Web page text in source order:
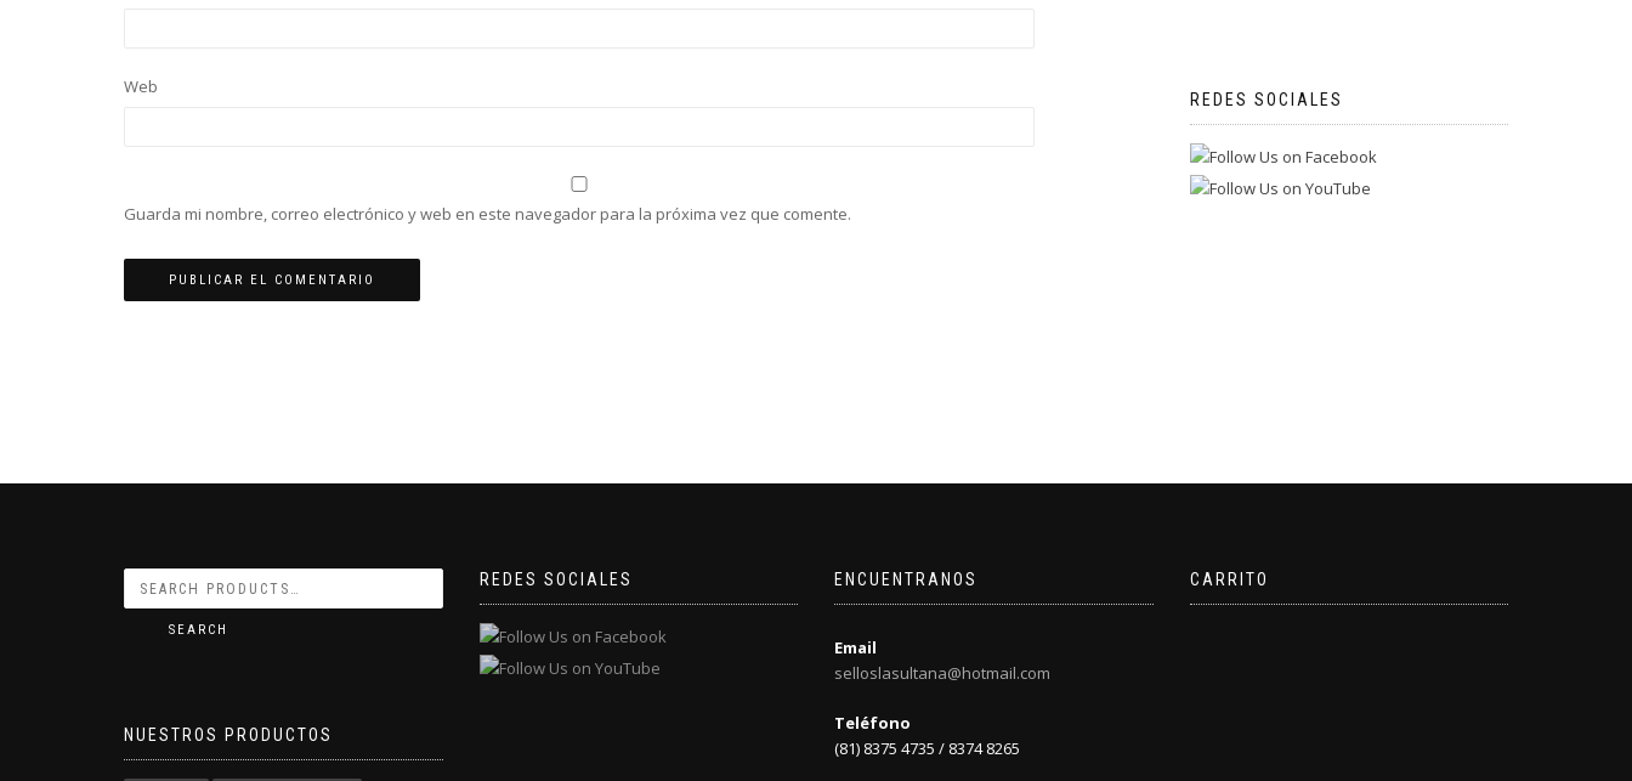
Web
Guarda mi nombre, correo electrónico y web en este navegador para la próxima vez que comente.
REDES SOCIALES
SEARCH
NUESTROS PRODUCTOS
REDES SOCIALES ENCUENTRANOS
Email
selloslasultana@hotmail.com
Teléfono
(81) 8375 4735 / 8374 8265
CARRITO